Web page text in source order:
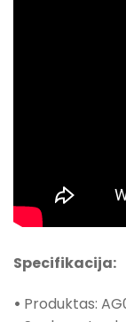
Specifikacija:
• Produktas: